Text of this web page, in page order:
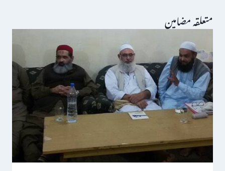
متعلقہ مضامین